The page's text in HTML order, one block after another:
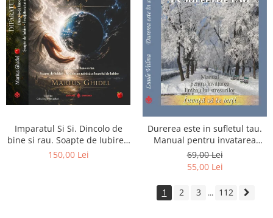
Imparatul Si Si. Dincolo de
bine si rau. Soapte de Iubire -
Invatatura tainica a Soarelui
150,00 Lei
Durerea este in sufletul tau.
Manual pentru invatarea
limbajului stresurilor Seria
Invata sa te Ierti Luule Viilma
69,00 Lei
55,00 Lei
1 2 3 ... 112